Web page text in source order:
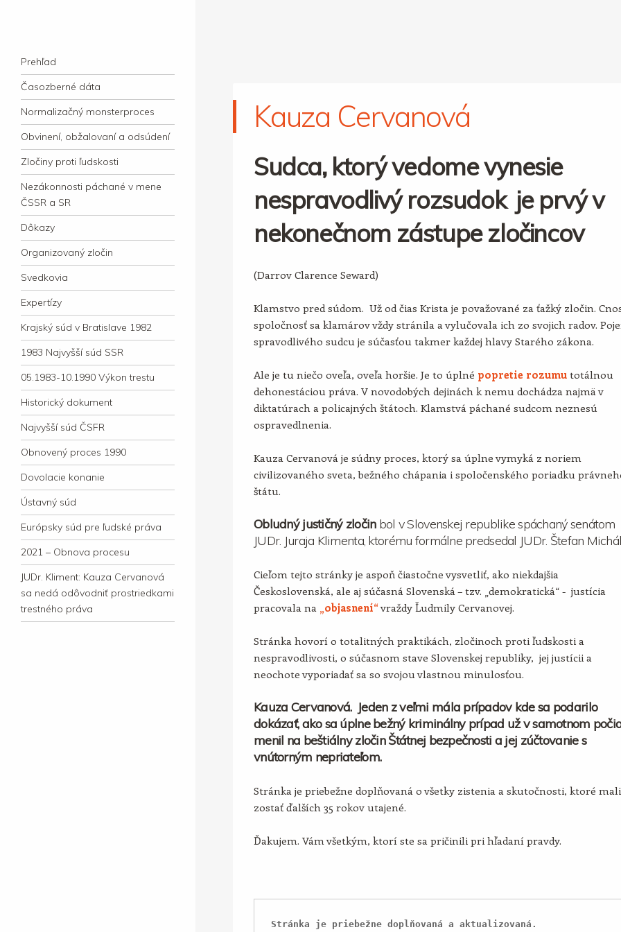
súdny proces v dejnách slovenskej justície
Navigation
Skip to content
Prehľad
Časozberné dáta
Normalizačný monsterproces
Obvinení, obžalovaní a odsúdení
Zločiny proti ľudskosti
Nezákonnosti páchané v mene
ČSSR a SR
Dôkazy
Organizovaný zločin
Svedkovia
Expertízy
Krajský súd v Bratislave 1982
1983 Najvyšší súd SSR
05.1983-10.1990 Výkon trestu
Historický dokument
Najvyšší súd ČSFR
Obnovený proces 1990
Dovolacie konanie
Ústavný súd
Európsky súd pre ľudské práva
2021 – Obnova procesu
JUDr. Kliment: Kauza Cervanová
sa nedá odôvodniť prostriedkami
trestného práva
Kauza Cervanová
Sudca, ktorý vedome vynesie
nespravodlivý rozsudok je prvý v
nekonečnom zástupe zločincov
(Darrov Clarence Seward)
Klamstvo pred súdom. Už od čias Krista je považované za ťažký zločin.
spoločnosť sa klamárov vždy stránila a vylučovala ich zo svojich radov.
spravodlivého sudcu je súčasťou takmer každej hlavy Starého zákona.
Ale je tu niečo oveľa, oveľa horšie. Je to úplné popretie rozumu totálnou
dehonestáciou práva. V novodobých dejinách k nemu dochádza najmä v
diktatúrach a policajných štátoch. Klamstvá páchané sudcom neznesú
ospravedlnenia.
Kauza Cervanová je súdny proces, ktorý sa úplne vymyká z noriem
civilizovaného sveta, bežného chápania i spoločenského poriadku
štátu.
Obludný justičný zločin bol v Slovenskej republike spáchaný senátom
JUDr. Juraja Klimenta, ktorému formálne predsedal JUDr. Štefan
Cieľom tejto stránky je aspoň čiastočne vysvetliť, ako niekdajšia
Československá, ale aj súčasná Slovenská – tzv. „demokratická“ - justícia
pracovala na „objasnení“vraždy Ľudmily Cervanovej.
Stránka hovorí o totalitných praktikách, zločinoch proti ľudskosti a
nespravodlivosti, o súčasnom stave Slovenskej republiky, jej justícii a
neochote vyporiadať sa so svojou vlastnou minulosťou.
Kauza Cervanová. Jeden z veľmi mála prípadov kde sa podarilo
dokázať, ako sa úplne bežný kriminálny prípad už v samotnom
menil na beštiálny zločin Štátnej bezpečnosti a jej zúčtovanie s
vnútorným nepriateľom.
Stránka je priebežne doplňovaná o všetky zistenia a skutočnosti, ktoré mali
zostať ďalších 35 rokov utajené.
Ďakujem. Vám všetkým, ktorí ste sa pričinili pri hľadaní pravdy.
Stránka je priebežne doplňovaná a aktualizovaná.